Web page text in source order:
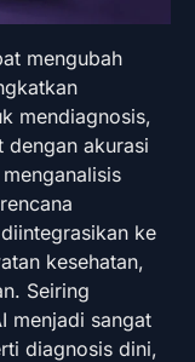
mengubah
mendiagnosis,
dengan akurasi
ke
kesehatan,
Seiring
menjadi sangat
diagnosis dini,